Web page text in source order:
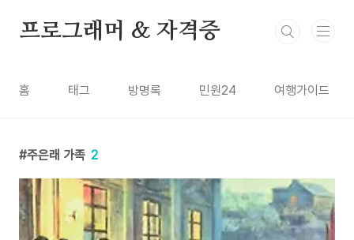
프로그래머 & 자격증
홈 태그 방명록 민원24 여행가이드
주은래 가족 2